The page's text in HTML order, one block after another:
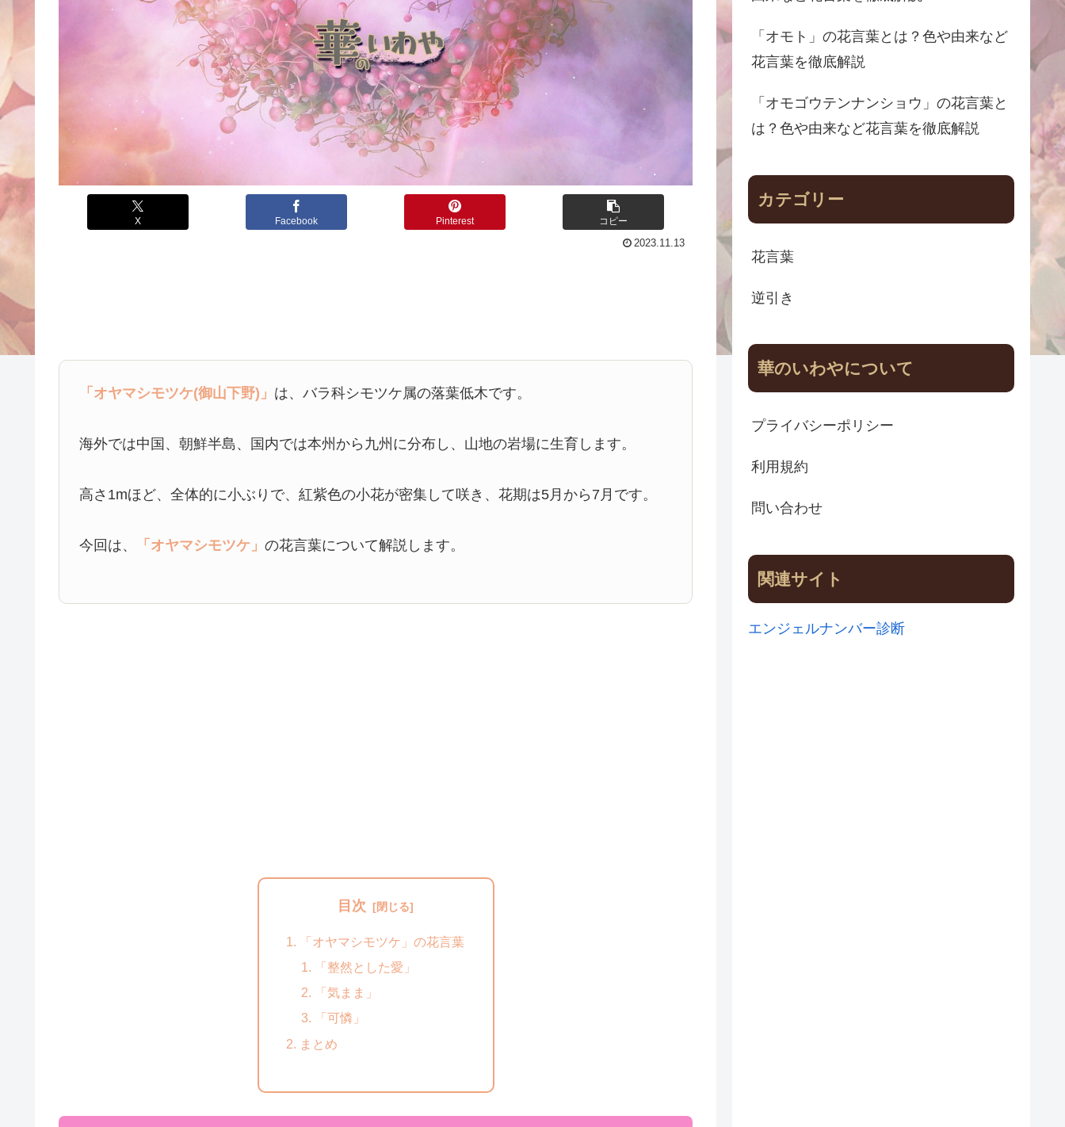
X Facebook Pinterest コピー
2023.11.13
「オヤマシモツケ(御山下野)」 は、バラ科シモツケ属の落葉低木です。
海外では中国、朝鮮半島、国内では本州から九州に分布し、山地の岩場に生育します。
高さ1mほど、全体的に小ぶりで、紅紫色の小花が密集して咲き、花期は5月から7月です。
今回は、 「オヤマシモツケ」の花言葉について解説します。
目次
「オヤマシモツケ」の花言葉
「整然とした愛」
「気まま」
「可憐」
まとめ
「オモト」の花言葉とは？色や由来など
花言葉を徹底解説
「オモゴウテンナンショウ」の花言葉と
は？色や由来など花言葉を徹底解説
カテゴリー
花言葉
逆引き
華のいわやについて
プライバシーポリシー
利用規約
問い合わせ
関連サイト
エンジェルナンバー診断